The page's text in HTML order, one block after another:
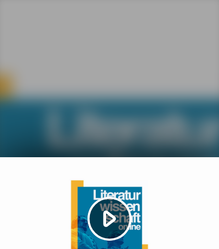
Video
abspielen